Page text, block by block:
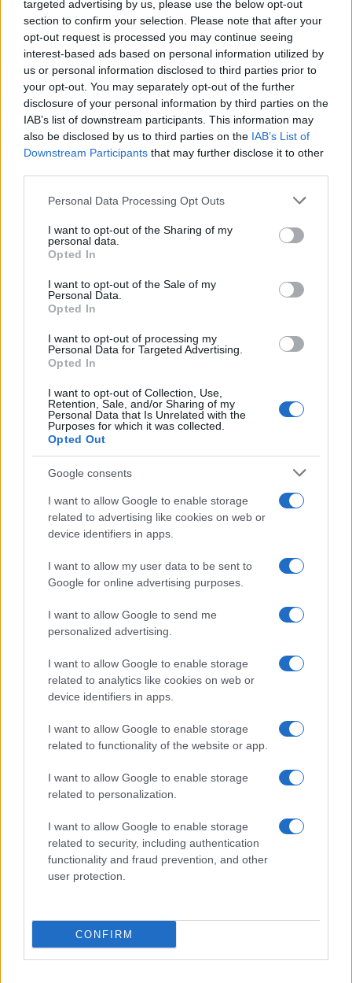
targeted advertising by us, please use the below opt-out
section to confirm your selection. Please note that after your
opt-out request is processed you may continue seeing
interest-based ads based on personal information utilized by
us or personal information disclosed to third parties prior to
your opt-out. You may separately opt-out of the further
disclosure of your personal information by third parties on the
IAB’s list of downstream participants. This information may
also be disclosed by us to third parties on the IAB’s List of
Downstream Participants that may further disclose it to other
Please note that this website/app uses one or more Google
not limited to your visit or usage behaviour. You may click to
grant or deny consent to Google and its third-party tags to
use your data for below specified purposes in below Google
consent section.
Personal Data Processing Opt Outs
I want to opt-out of the Sharing of my
personal data.
Opted In
I want to opt-out of the Sale of my
Personal Data.
Opted In
I want to opt-out of processing my
Personal Data for Targeted Advertising.
Opted In
I want to opt-out of Collection, Use,
Retention, Sale, and/or Sharing of my
Personal Data that Is Unrelated with the
Purposes for which it was collected.
Opted Out
Google consents
I want to allow Google to enable storage
related to advertising like cookies on web or
device identifiers in apps.
I want to allow my user data to be sent to
Google for online advertising purposes.
I want to allow Google to send me
personalized advertising.
I want to allow Google to enable storage
related to analytics like cookies on web or
device identifiers in apps.
I want to allow Google to enable storage
related to functionality of the website or app.
I want to allow Google to enable storage
related to personalization.
I want to allow Google to enable storage
related to security, including authentication
functionality and fraud prevention, and other
user protection.
CONFIRM
sezioneLogindal menù del sito o
cliccandoqui
TEMI: Gramsci Muner
Gramsci New Yoork
Gramsci Olbia
Liceo Gramsci Olbia
Nicola Mureddu
Notizie Olbia
Olbia New York
Scuola Olbia
Condividi l'articolo
F
a
ce
b
o
o
T
w
it
te
r
Pi
n
te
re
st
W
at
A
p
p
S
a
Articolo precedente
Prossimo articolo
NOTIZIE RECENTI
Film internazionale, casting per comparse in
Costa Smeralda
Porto Rotondo ospita la grande sfida della vela
nell’estate 2026
caviale e sabbia rubata
Migliori cliniche di estetica medicale avanzata
in Europa: classifica dei 5 centri di riferimento
pe…
Incendi, a San Pasquale arriva il Campo Base:
l’inaugurazione
Andrea Mura conquista Palau: grande
partecipazione per il suo racconto
Calangianus, allarme sul centro accoglienza
minori, Albieri: “Episodi gravissimi”